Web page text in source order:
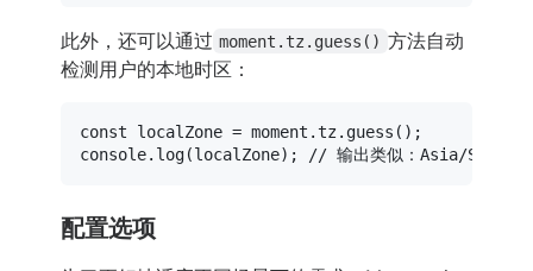
此外，还可以通过 moment.tz.guess() 方法自动
检测用户的本地时区：
const localZone = moment.tz. guess
console. log(localZone); // 输出类似：Asia/
配置选项